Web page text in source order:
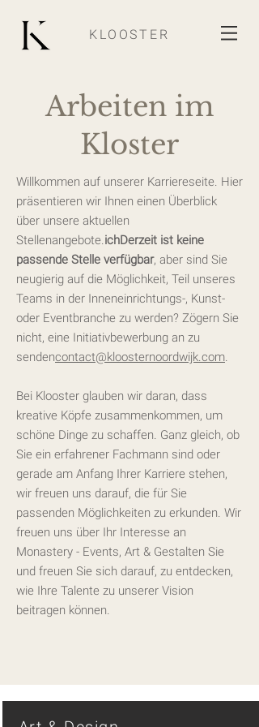
KLOOSTER
Arbeiten im
Kloster
Willkommen auf unserer Karriereseite. Hier
präsentieren wir Ihnen einen Überblick
über unsere aktuellen
Stellenangebote.ichDerzeit ist keine
passende Stelle verfügbar, aber sind Sie
neugierig auf die Möglichkeit, Teil unseres
Teams in der Inneneinrichtungs-, Kunst-
oder Eventbranche zu werden? Zögern Sie
nicht, eine Initiativbewerbung an zu
sendencontact@kloosternoordwijk.com.
Bei Klooster glauben wir daran, dass
kreative Köpfe zusammenkommen, um
schöne Dinge zu schaffen. Ganz gleich, ob
Sie ein erfahrener Fachmann sind oder
gerade am Anfang Ihrer Karriere stehen,
wir freuen uns darauf, die für Sie
passenden Möglichkeiten zu erkunden. Wir
freuen uns über Ihr Interesse an
Monastery - Events, Art & Gestalten Sie
und freuen Sie sich darauf, zu entdecken,
wie Ihre Talente zu unserer Vision
beitragen können.